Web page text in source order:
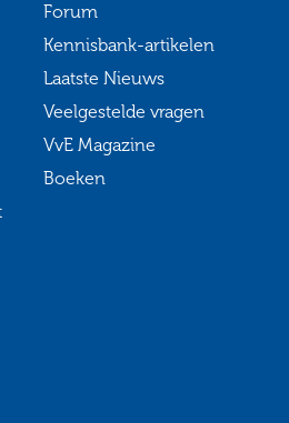
Forum
Kennisbank-artikelen
Laatste Nieuws
Veelgestelde vragen
VvE Magazine
Boeken